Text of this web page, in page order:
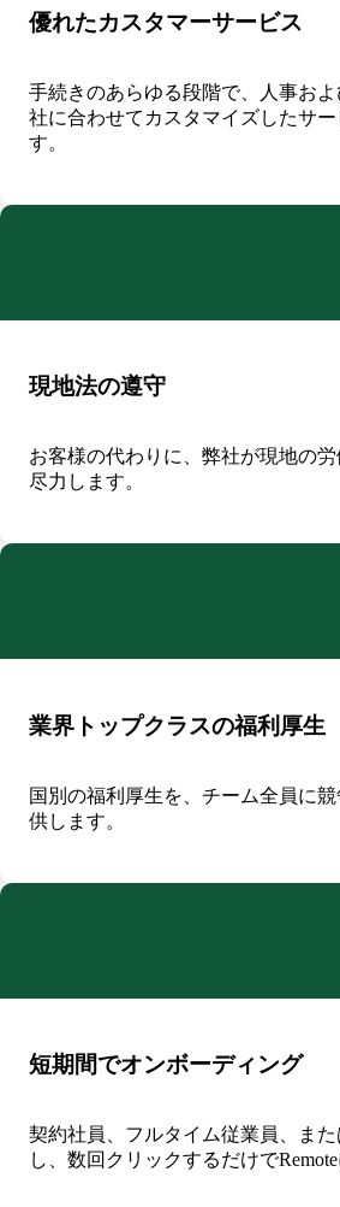
優れたカスタマーサービス
手続きのあらゆる段階で、人事お
社に合わせてカスタマイズしたサー
す。
現地法の遵守
お客様の代わりに、弊社が現地の
尽力します。
業界トップクラスの福利厚生
国別の福利厚生を、チーム全員に
供します。
短期間でオンボーディング
契約社員、フルタイム従業員、ま
し、数回クリックするだけで